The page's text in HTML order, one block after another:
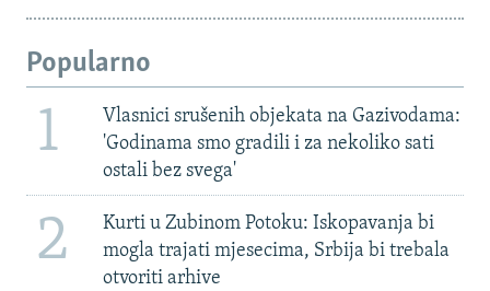
Popularno
1
Vlasnici srušenih objekata na Gazivodama:
'Godinama smo gradili i za nekoliko sati
ostali bez svega'
2
Kurti u Zubinom Potoku: Iskopavanja bi
mogla trajati mjesecima, Srbija bi trebala
otvoriti arhive